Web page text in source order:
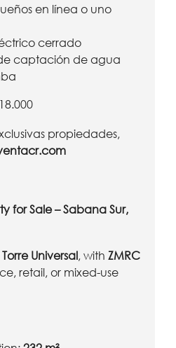
en línea o uno
cerrado
captación de agua
propiedades,
for Sale – Sabana Sur,
Torre Universal, with ZMRC
retail, or mixed-use